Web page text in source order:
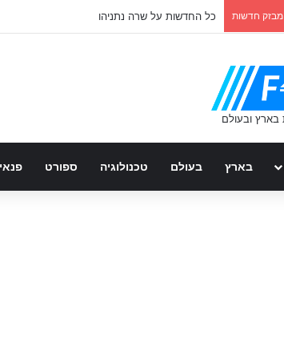
מבזק חדשות כל החדשות על שרה נתניהו
בארץ בעולם טכנולוגיה ספורט פנאי